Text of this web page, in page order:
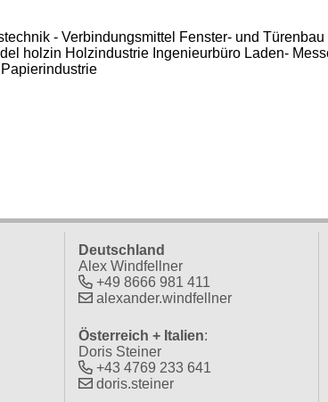
- Verbindungsmittel Fenster- und Türenbau
holzin Holzindustrie Ingenieurbüro Laden-
Deutschland
Alex Windfellner
+49 8666 981 411
alexander.windfellner
Österreich + Italien:
Doris Steiner
+43 4769 233 641
doris.steiner